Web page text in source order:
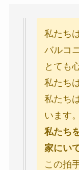
私たち
バルコ
とても
私たち
私たち
います。
私たち
家にい
この拍